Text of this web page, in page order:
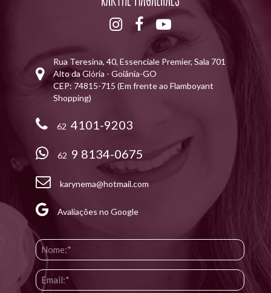
Rua Teresina, 40, Essenciale Premier, Sala 701
Alto da Glória - Goiânia-GO
CEP: 74815-715 (Em frente ao Flamboyant
Shopping)
62 4101-9203
62 9 8134-0675
karynema@hotmail.com
Avaliações no Google